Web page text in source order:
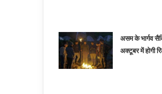
असम के भार्गव
अक्टूबर में होगी